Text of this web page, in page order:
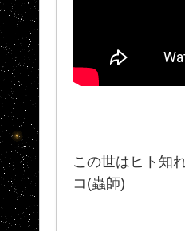
この世はヒト知
コ(蟲師)